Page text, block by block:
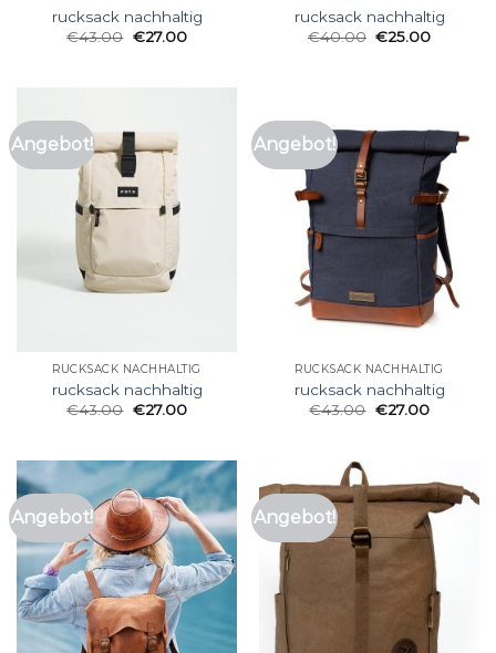
rucksack nachhaltig
€43.00 €27.00
rucksack nachhaltig
€40.00 €25.00
Angebot!
RUCKSACK NACHHALTIG
rucksack nachhaltig
€43.00 €27.00
Angebot!
RUCKSACK NACHHALTIG
rucksack nachhaltig
€43.00 €27.00
Angebot! Angebot!